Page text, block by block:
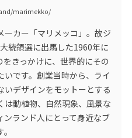
marimekko/
ーカー「マリメッコ」。故ジ
統領選に出馬した1960年に
きっかけに、世界的にその
です。創業当時から、ライ
いデザインをモットーとする
は動植物、自然現象、風景な
ンランド人にとって身近なブ